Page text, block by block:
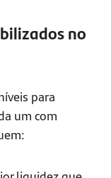
no
para
um com